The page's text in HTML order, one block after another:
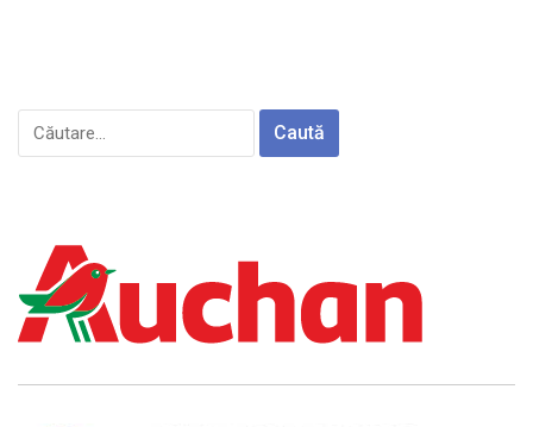
Caută
după: